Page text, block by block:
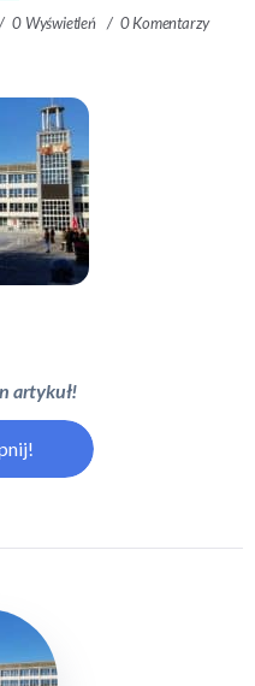
0 Wyświetleń 0 Komentarzy
artykuł!